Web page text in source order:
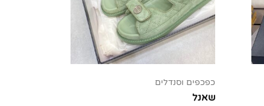
כפכפים וסנדלים
שאנל